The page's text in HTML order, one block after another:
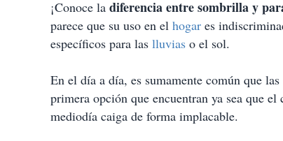
¡Conoce la diferencia entre sombrilla y
parece que su uso en el hogar es
específicos para las lluvias o el sol.
En el día a día, es sumamente común que
primera opción que encuentran ya sea que
mediodía caiga de forma implacable.